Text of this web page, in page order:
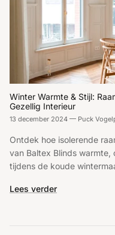
Winter Warmte & Stijl:
Gezellig Interieur
13 december 2024 — Puck
Ontdek hoe isolerende
van Baltex Blinds
tijdens de koude
Lees verder